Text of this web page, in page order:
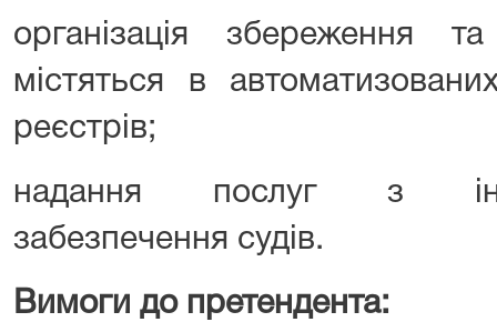
організація збереження
містяться в
реєстрів;
надання послуг з
забезпечення судів.
Вимоги до претендента: